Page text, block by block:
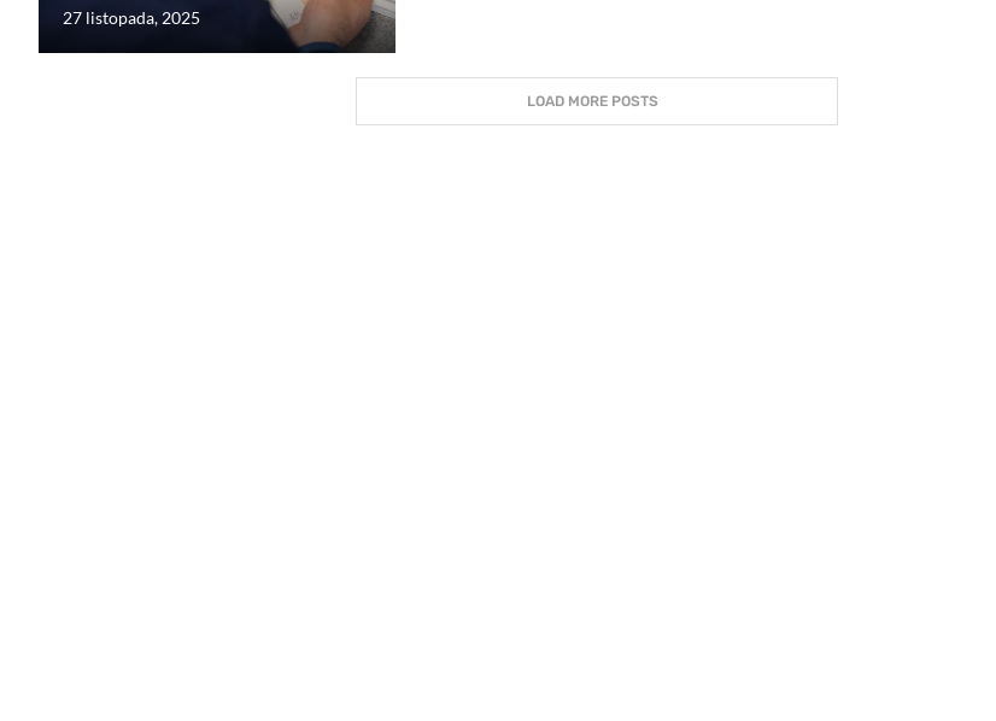
27 listopada, 2025
LOAD MORE POSTS